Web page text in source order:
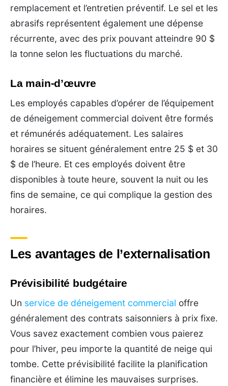
remplacement et l’entretien préventif. Le sel et les
abrasifs représentent également une dépense
récurrente, avec des prix pouvant atteindre 90 $
la tonne selon les fluctuations du marché.
La main-d’œuvre
Les employés capables d’opérer de l’équipement
de déneigement commercial doivent être formés
et rémunérés adéquatement. Les salaires
horaires se situent généralement entre 25 $ et 30
$ de l’heure. Et ces employés doivent être
disponibles à toute heure, souvent la nuit ou les
fins de semaine, ce qui complique la gestion des
horaires.
Les avantages de l’externalisation
Prévisibilité budgétaire
Un service de déneigement commercial offre
généralement des contrats saisonniers à prix fixe.
Vous savez exactement combien vous paierez
pour l’hiver, peu importe la quantité de neige qui
tombe. Cette prévisibilité facilite la planification
financière et élimine les mauvaises surprises.